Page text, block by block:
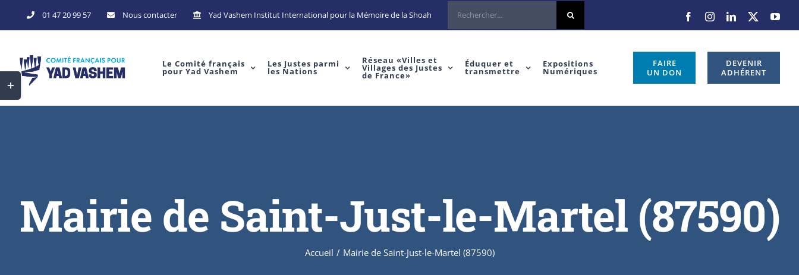
to
01 47 20 99 57 Nous contacter Yad Vashem Institut International pour la Mémoire de la Shoah Rechercher
FacebookInstagramLinkedIn
X
Le Comité français
pour Yad Vashem
Les Justes parmi
les Nations
Réseau «Villes et
Villages des Justes
de France»
Éduquer et
transmettre
Expositions
Numériques
FAIRE
UN DON
DEVENIR
ADHÉRENT
Mairie de Saint-Just-le-Martel (87590)
Accueil / Mairie de Saint-Just-le-Martel (87590)
Toggle
Sliding